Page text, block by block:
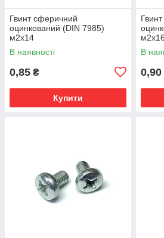
Гвинт сферичний
оцинкований (DIN 7985)
м2х14
В наявності
0,85 ₴
Купити
м2х16
В
0,90